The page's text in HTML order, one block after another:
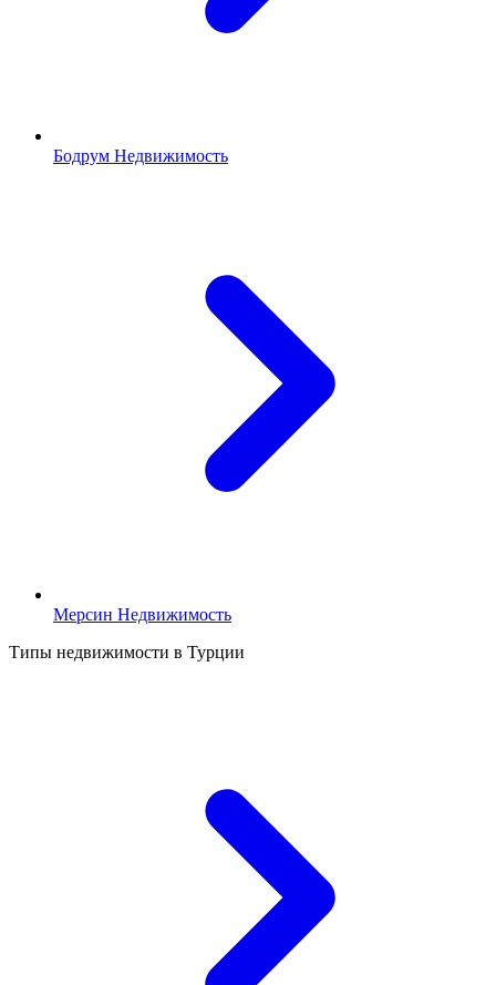
Бодрум Недвижимость
Мерсин Недвижимость
Типы недвижимости в Турции